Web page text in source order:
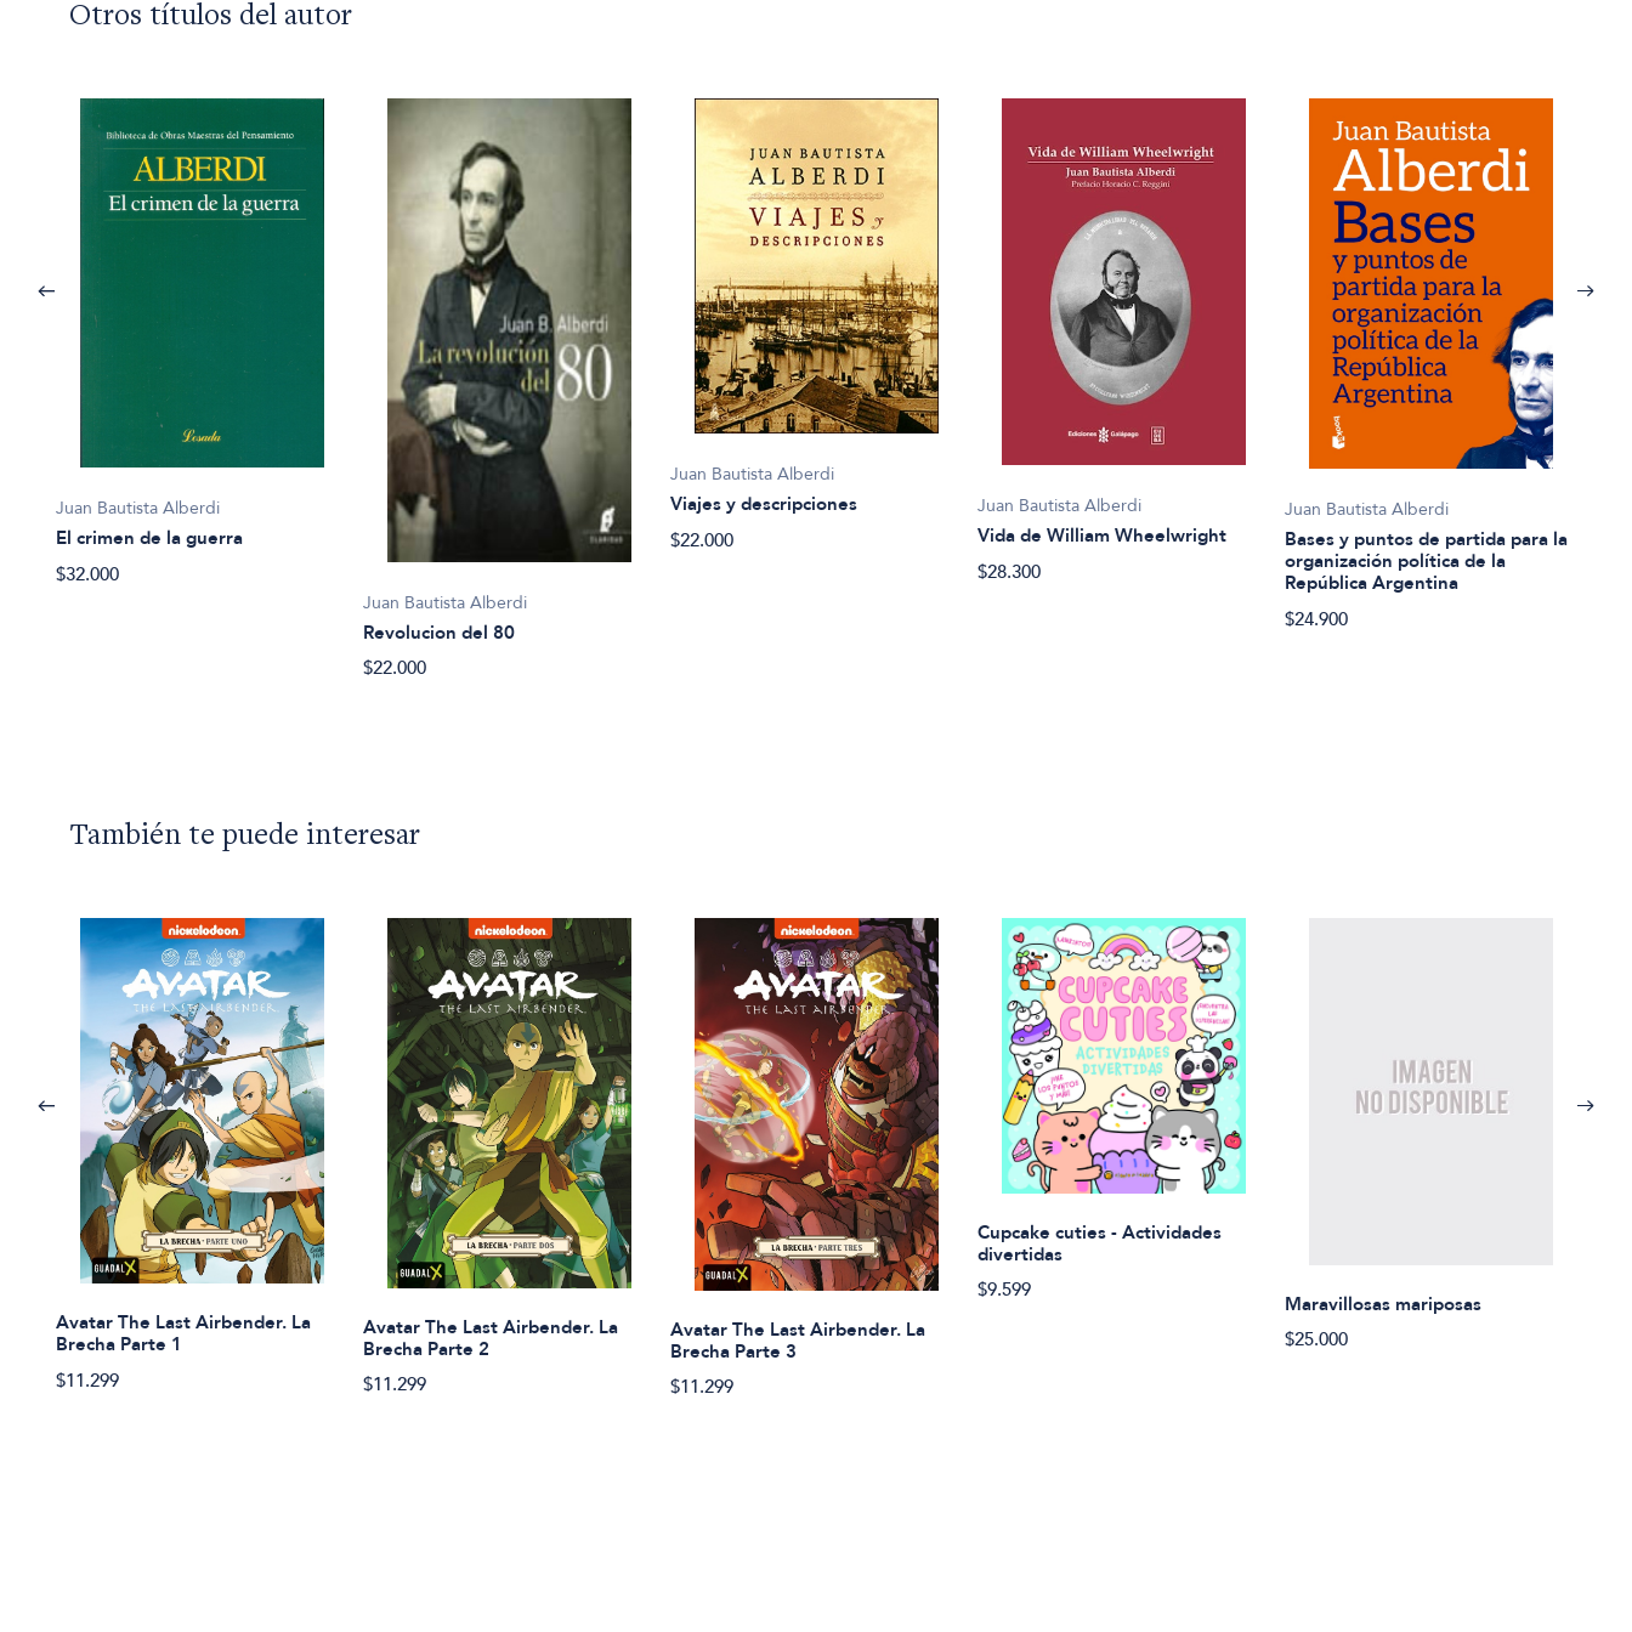
Otros títulos del autor
Juan Bautista Alberdi
El crimen de la guerra
$32.000
Juan Bautista Alberdi
Revolucion del 80
$22.000
Juan Bautista Alberdi
Viajes y descripciones
$22.000
Juan Bautista Alberdi
Vida de William Wheelwright
$28.300
Juan Bautista Alberdi
Bases y puntos de partida para la
organización política de la
República Argentina
$24.900
También te puede interesar
Avatar The Last Airbender. La
Brecha Parte 1
$11.299
Avatar The Last Airbender. La
Brecha Parte 2
$11.299
Avatar The Last Airbender. La
Brecha Parte 3
$11.299
Cupcake cuties - Actividades
divertidas
$9.599
Maravillosas mariposas
$25.000